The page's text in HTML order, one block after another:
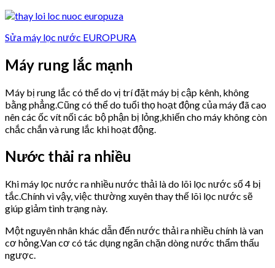
Sửa máy lọc nước EUROPURA
Máy rung lắc mạnh
Máy bị rung lắc có thể do vị trí đặt máy bị cập kênh, không
bằng phẳng.Cũng có thể do tuổi thọ hoạt động của máy đã cao
nên các ốc vít nối các bộ phận bị lỏng,khiến cho máy không còn
chắc chắn và rung lắc khi hoạt động.
Nước thải ra nhiều
Khi máy lọc nước ra nhiều nước thải là do lõi lọc nước số 4 bị
tắc.Chính vì vậy, việc thường xuyên thay thế lõi lọc nước sẽ
giúp giảm tình trạng này.
Một nguyên nhân khác dẫn đến nước thải ra nhiều chính là van
cơ hỏng.Van cơ có tác dụng ngăn chặn dòng nước thẩm thấu
ngược.